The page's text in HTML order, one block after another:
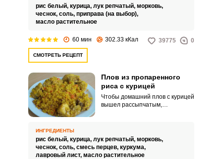
ароматом.
рис белый, курица, лук репчатый, морковь,
чеснок, соль, приправа (на выбор),
масло растительное
60 мин 302.33 кКал 39775 0
СМОТРЕТЬ РЕЦЕПТ
Плов из пропаренного
риса с курицей
Чтобы домашний плов с курицей
вышел рассыпчатым,
сэкономит время.
ИНГРЕДИЕНТЫ
рис белый, курица, лук репчатый, морковь,
чеснок, соль, смесь перцев, куркума,
лавровый лист, масло растительное